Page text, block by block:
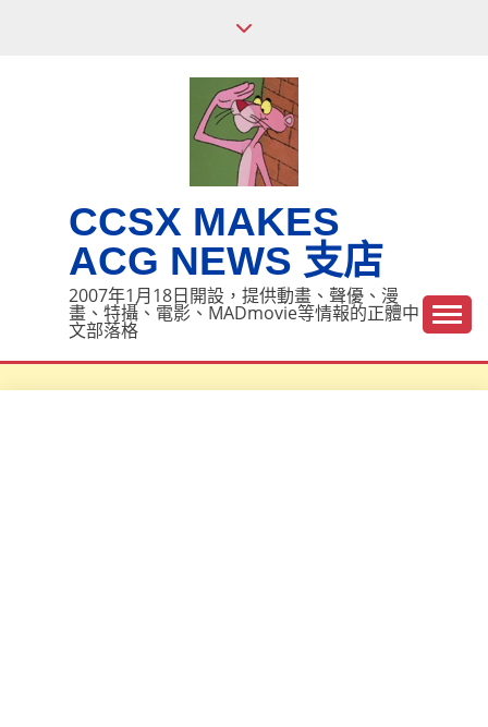
CCSX MAKES
ACG NEWS 支店
2007年1月18日開設，提供動畫、聲優、漫
畫、特攝、電影、MADmovie等情報的正體中
文部落格